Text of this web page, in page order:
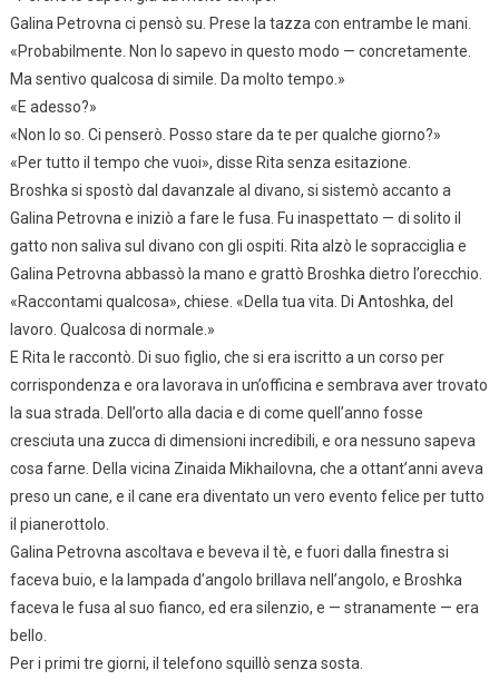
Galina Petrovna ci pensò su. Prese la tazza con entrambe le mani.
«Probabilmente. Non lo sapevo in questo modo — concretamente.
Ma sentivo qualcosa di simile. Da molto tempo.»
«E adesso?»
«Non lo so. Ci penserò. Posso stare da te per qualche giorno?»
«Per tutto il tempo che vuoi», disse Rita senza esitazione.
Broshka si spostò dal davanzale al divano, si sistemò accanto a
Galina Petrovna e iniziò a fare le fusa. Fu inaspettato — di solito il
gatto non saliva sul divano con gli ospiti. Rita alzò le sopracciglia e
Galina Petrovna abbassò la mano e grattò Broshka dietro l’orecchio.
«Raccontami qualcosa», chiese. «Della tua vita. Di Antoshka, del
lavoro. Qualcosa di normale.»
E Rita le raccontò. Di suo figlio, che si era iscritto a un corso per
corrispondenza e ora lavorava in un’officina e sembrava aver trovato
la sua strada. Dell’orto alla dacia e di come quell’anno fosse
cresciuta una zucca di dimensioni incredibili, e ora nessuno sapeva
cosa farne. Della vicina Zinaida Mikhailovna, che a ottant’anni aveva
preso un cane, e il cane era diventato un vero evento felice per tutto
il pianerottolo.
Galina Petrovna ascoltava e beveva il tè, e fuori dalla finestra si
faceva buio, e la lampada d’angolo brillava nell’angolo, e Broshka
faceva le fusa al suo fianco, ed era silenzio, e — stranamente — era
bello.
Per i primi tre giorni, il telefono squillò senza sosta.